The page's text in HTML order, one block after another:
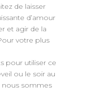
de laisser
d’amour
et agir de la
votre plus
pour utiliser ce
ou le soir au
nous sommes